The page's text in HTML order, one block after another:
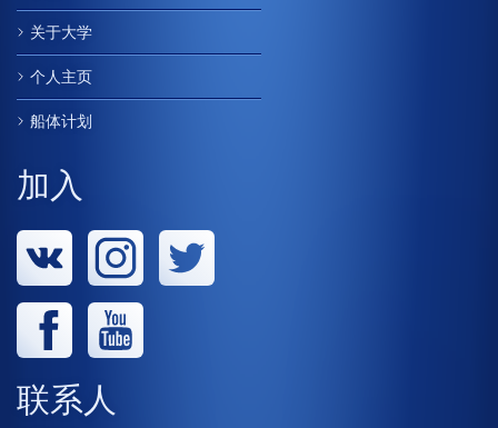
关于大学
个人主页
船体计划
加入
联系人